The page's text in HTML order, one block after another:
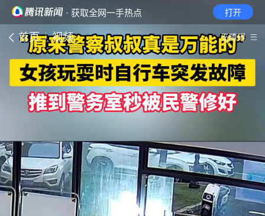
· 获取全网一手热点 打开
首页 视频 无障碍